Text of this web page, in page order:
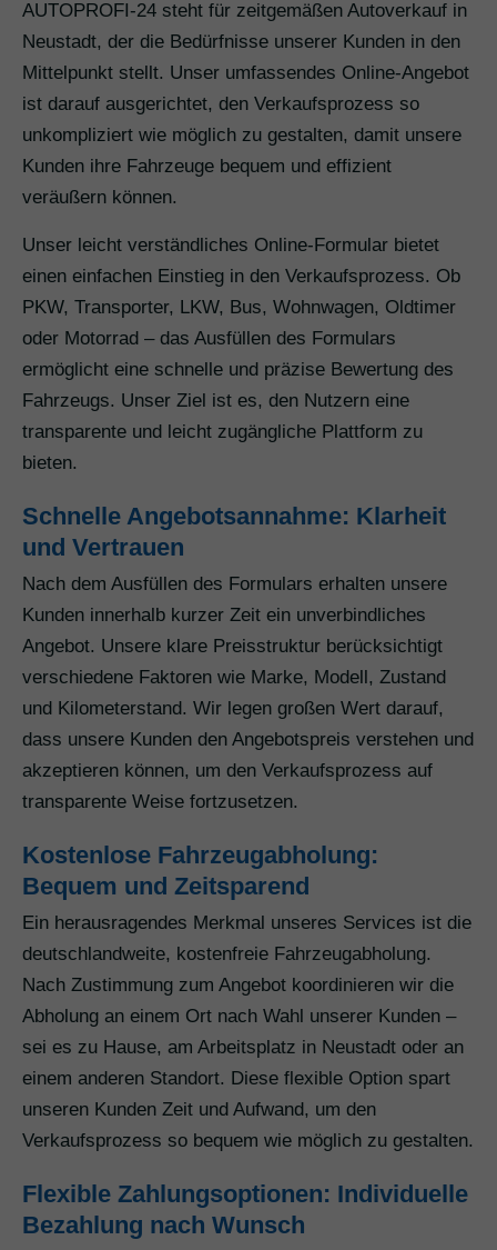
AUTOPROFI-24 steht für zeitgemäßen Autoverkauf in
Neustadt, der die Bedürfnisse unserer Kunden in den
Mittelpunkt stellt. Unser umfassendes Online-Angebot
ist darauf ausgerichtet, den Verkaufsprozess so
unkompliziert wie möglich zu gestalten, damit unsere
Kunden ihre Fahrzeuge bequem und effizient
veräußern können.
Unser leicht verständliches Online-Formular bietet
einen einfachen Einstieg in den Verkaufsprozess. Ob
PKW, Transporter, LKW, Bus, Wohnwagen, Oldtimer
oder Motorrad – das Ausfüllen des Formulars
ermöglicht eine schnelle und präzise Bewertung des
Fahrzeugs. Unser Ziel ist es, den Nutzern eine
transparente und leicht zugängliche Plattform zu
bieten.
Schnelle Angebotsannahme: Klarheit
und Vertrauen
Nach dem Ausfüllen des Formulars erhalten unsere
Kunden innerhalb kurzer Zeit ein unverbindliches
Angebot. Unsere klare Preisstruktur berücksichtigt
verschiedene Faktoren wie Marke, Modell, Zustand
und Kilometerstand. Wir legen großen Wert darauf,
dass unsere Kunden den Angebotspreis verstehen und
akzeptieren können, um den Verkaufsprozess auf
transparente Weise fortzusetzen.
Kostenlose Fahrzeugabholung:
Bequem und Zeitsparend
Ein herausragendes Merkmal unseres Services ist die
deutschlandweite, kostenfreie Fahrzeugabholung.
Nach Zustimmung zum Angebot koordinieren wir die
Abholung an einem Ort nach Wahl unserer Kunden –
sei es zu Hause, am Arbeitsplatz in Neustadt oder an
einem anderen Standort. Diese flexible Option spart
unseren Kunden Zeit und Aufwand, um den
Verkaufsprozess so bequem wie möglich zu gestalten.
Flexible Zahlungsoptionen: Individuelle
Bezahlung nach Wunsch